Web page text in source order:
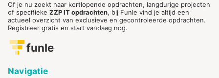
Of je nu zoekt naar kortlopende opdrachten, langdurige projecten
of specifieke ZZP IT opdrachten, bij Funle vind je altijd een
actueel overzicht van exclusieve en gecontroleerde opdrachten.
Registreer gratis en start vandaag nog.
funle
Navigatie